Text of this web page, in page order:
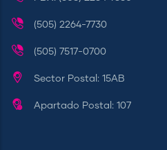
(505) 2264-7730
(505) 7517-0700
Sector Postal: 15AB
Apartado Postal: 107